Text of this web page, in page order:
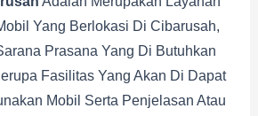
Yang Berlokasi Di Cibarusah,
Prasana Yang Di Butuhkan
Fasilitas Yang Akan Di Dapat
Mobil Serta Penjelasan Atau